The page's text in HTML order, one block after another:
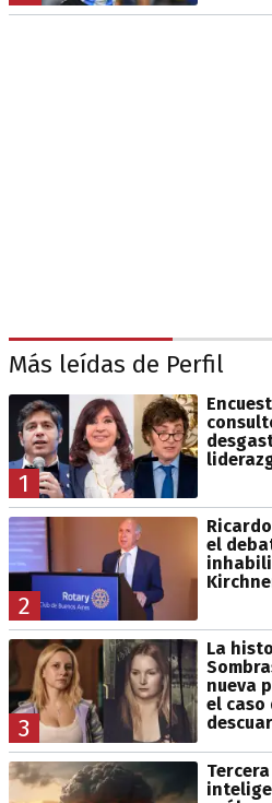
Más leídas de Perfil
1
2
el
3
La
nueva
el caso